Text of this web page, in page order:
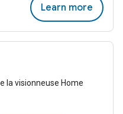
Learn more
la visionneuse Home